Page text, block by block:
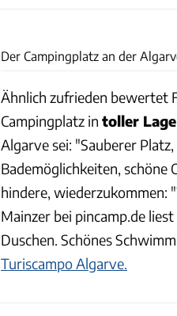
Der Campingplatz an der
Ähnlich zufrieden bewertet
Campingplatz in toller Lage
Algarve sei: "Sauberer
Bademöglichkeiten, schöne
hindere, wiederzukommen:
Mainzer bei pincamp.de
Duschen. Schönes
Turiscampo Algarve.